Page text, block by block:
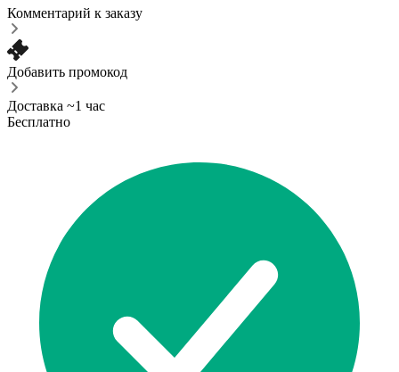
Комментарий к заказу
Добавить промокод
Доставка ~1 час
Бесплатно